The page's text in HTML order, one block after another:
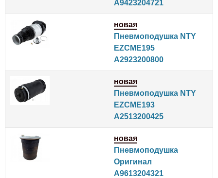
A9423204721
новая
Пневмоподушка NTY
EZCME195
A2923200800
новая
Пневмоподушка NTY
EZCME193
A2513200425
новая
Пневмоподушка
Оригинал
A9613204321